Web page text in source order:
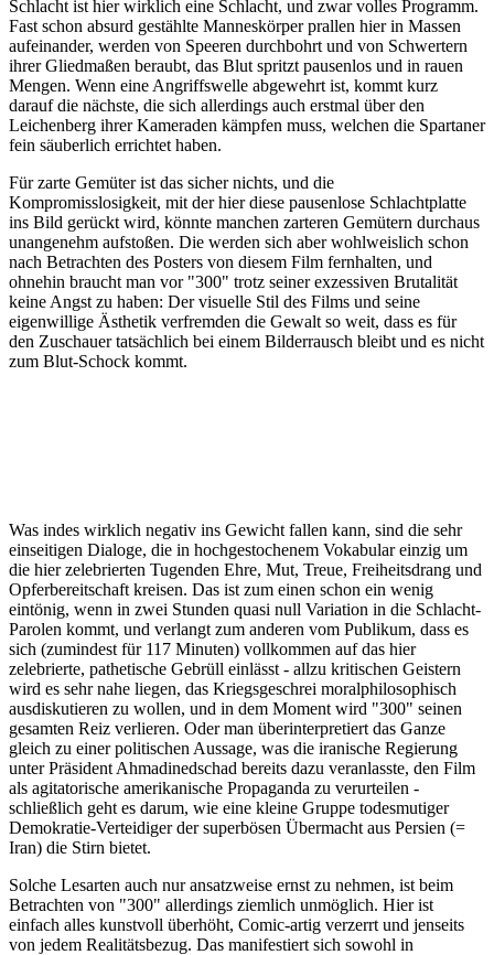
Schlacht ist hier wirklich eine Schlacht, und zwar volles Programm.
Fast schon absurd gestählte Manneskörper prallen hier in Massen
aufeinander, werden von Speeren durchbohrt und von Schwertern
ihrer Gliedmaßen beraubt, das Blut spritzt pausenlos und in rauen
Mengen. Wenn eine Angriffswelle abgewehrt ist, kommt kurz
darauf die nächste, die sich allerdings auch erstmal über den
Leichenberg ihrer Kameraden kämpfen muss, welchen die Spartaner
fein säuberlich errichtet haben.
Für zarte Gemüter ist das sicher nichts, und die
Kompromisslosigkeit, mit der hier diese pausenlose Schlachtplatte
ins Bild gerückt wird, könnte manchen zarteren Gemütern durchaus
unangenehm aufstoßen. Die werden sich aber wohlweislich schon
nach Betrachten des Posters von diesem Film fernhalten, und
ohnehin braucht man vor "300" trotz seiner exzessiven Brutalität
keine Angst zu haben: Der visuelle Stil des Films und seine
eigenwillige Ästhetik verfremden die Gewalt so weit, dass es für
den Zuschauer tatsächlich bei einem Bilderrausch bleibt und es nicht
zum Blut-Schock kommt.
Was indes wirklich negativ ins Gewicht fallen kann, sind die sehr
einseitigen Dialoge, die in hochgestochenem Vokabular einzig um
die hier zelebrierten Tugenden Ehre, Mut, Treue, Freiheitsdrang und
Opferbereitschaft kreisen. Das ist zum einen schon ein wenig
eintönig, wenn in zwei Stunden quasi null Variation in die Schlacht-
Parolen kommt, und verlangt zum anderen vom Publikum, dass es
sich (zumindest für 117 Minuten) vollkommen auf das hier
zelebrierte, pathetische Gebrüll einlässt - allzu kritischen Geistern
wird es sehr nahe liegen, das Kriegsgeschrei moralphilosophisch
ausdiskutieren zu wollen, und in dem Moment wird "300" seinen
gesamten Reiz verlieren. Oder man überinterpretiert das Ganze
gleich zu einer politischen Aussage, was die iranische Regierung
unter Präsident Ahmadinedschad bereits dazu veranlasste, den Film
als agitatorische amerikanische Propaganda zu verurteilen -
schließlich geht es darum, wie eine kleine Gruppe todesmutiger
Demokratie-Verteidiger der superbösen Übermacht aus Persien (=
Iran) die Stirn bietet.
Solche Lesarten auch nur ansatzweise ernst zu nehmen, ist beim
Betrachten von "300" allerdings ziemlich unmöglich. Hier ist
einfach alles kunstvoll überhöht, Comic-artig verzerrt und jenseits
von jedem Realitätsbezug. Das manifestiert sich sowohl in